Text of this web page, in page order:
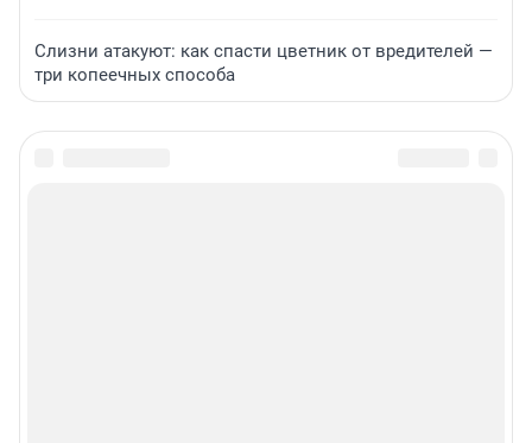
Слизни атакуют: как спасти цветник от вредителей —
три копеечных способа